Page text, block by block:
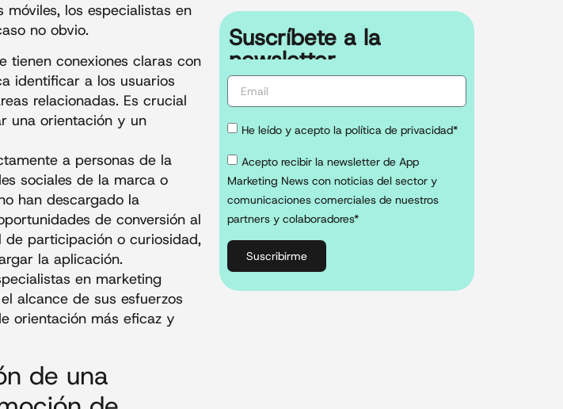
los especialistas en
no obvio.
tienen conexiones claras con
identificar a los usuarios
relacionadas. Es crucial
una orientación y un
a personas de la
sociales de la marca o
han descargado la
de conversión al
participación o curiosidad,
la aplicación.
en marketing
alcance de sus esfuerzos
orientación más eficaz y
de una
Suscríbete a la
newsletter
He leído y acepto la política de privacidad*
Acepto recibir la newsletter de App
Marketing News con noticias del sector y
comunicaciones comerciales de nuestros
partners y colaboradores*
Suscribirme